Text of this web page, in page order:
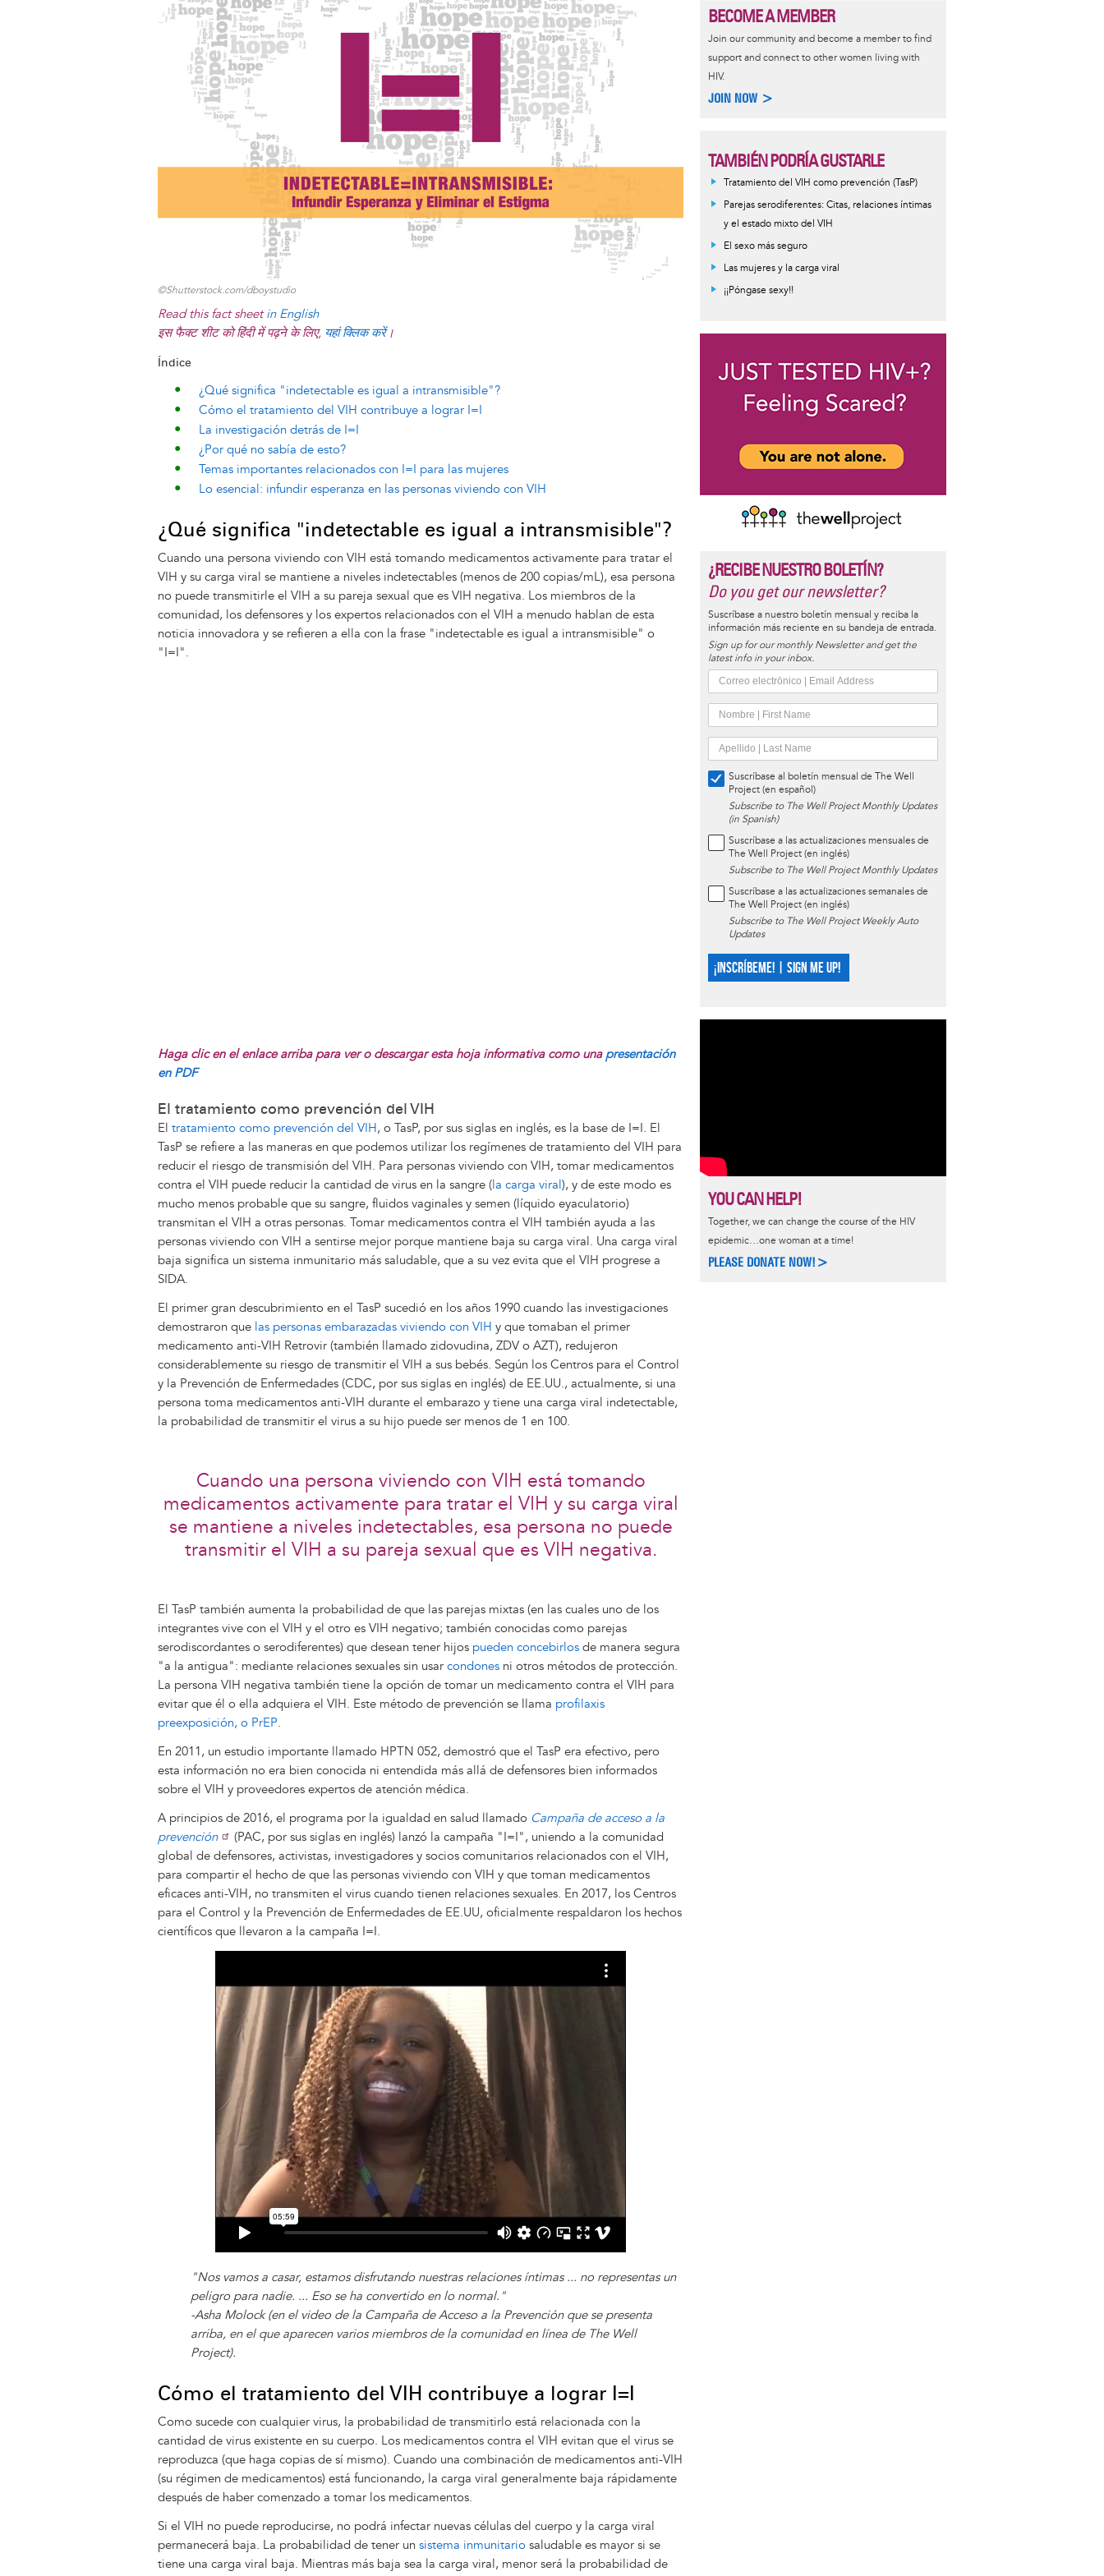
y
o
k
I
n
e
s
s
©Shutterstock.com/dboystudio
Read this fact sheetin English
इस फैक्ट शीट को हिंदी में पढ़ने के लिए, यहां क्लिक करें।
Índice
¿Qué significa "indetectable es igual a intransmisible"?
Cómo el tratamiento del VIH contribuye a lograr I=I
La investigación detrás de I=I
¿Por qué no sabía de esto?
Temas importantes relacionados con I=I para las mujeres
Lo esencial: infundir esperanza en las personas viviendo con VIH
¿Qué significa "indetectable es igual a intransmisible"?
Cuando una persona viviendo con VIH está tomando medicamentos activamente para tratar el
VIH y su carga viral se mantiene a niveles indetectables (menos de 200 copias/mL), esa persona
no puede transmitirle el VIH a su pareja sexual que es VIH negativa. Los miembros de la
comunidad, los defensores y los expertos relacionados con el VIH a menudo hablan de esta
noticia innovadora y se refieren a ella con la frase "indetectable es igual a intransmisible" o
"I=I".
Haga clic en el enlace arriba para ver o descargar esta hoja informativa como una presentación
en PDF
El tratamiento como prevención del VIH
El tratamiento como prevención del VIH, o TasP, por sus siglas en inglés, es la base de I=I. El
TasP se refiere a las maneras en que podemos utilizar los regímenes de tratamiento del VIH para
reducir el riesgo de transmisión del VIH. Para personas viviendo con VIH, tomar medicamentos
contra el VIH puede reducir la cantidad de virus en la sangre (la carga viral), y de este modo es
mucho menos probable que su sangre, fluidos vaginales y semen (líquido eyaculatorio)
transmitan el VIH a otras personas. Tomar medicamentos contra el VIH también ayuda a las
personas viviendo con VIH a sentirse mejor porque mantiene baja su carga viral. Una carga viral
baja significa un sistema inmunitario más saludable, que a su vez evita que el VIH progrese a
SIDA.
El primer gran descubrimiento en el TasP sucedió en los años 1990 cuando las investigaciones
demostraron que las personas embarazadas viviendo con VIH y que tomaban el primer
medicamento anti-VIH Retrovir (también llamado zidovudina, ZDV o AZT), redujeron
considerablemente su riesgo de transmitir el VIH a sus bebés. Según los Centros para el Control
y la Prevención de Enfermedades (CDC, por sus siglas en inglés) de EE.UU., actualmente, si una
persona toma medicamentos anti-VIH durante el embarazo y tiene una carga viral indetectable,
la probabilidad de transmitir el virus a su hijo puede ser menos de 1 en 100.
Cuando una persona viviendo con VIH está tomando
medicamentos activamente para tratar el VIH y su carga viral
se mantiene a niveles indetectables, esa persona no puede
transmitir el VIH a su pareja sexual que es VIH negativa.
El TasP también aumenta la probabilidad de que las parejas mixtas (en las cuales uno de los
integrantes vive con el VIH y el otro es VIH negativo; también conocidas como parejas
serodiscordantes o serodiferentes) que desean tener hijos pueden concebirlos de manera segura
"a la antigua": mediante relaciones sexuales sin usar condones ni otros métodos de protección.
La persona VIH negativa también tiene la opción de tomar un medicamento contra el VIH para
evitar que él o ella adquiera el VIH. Este método de prevención se llama profilaxis
preexposición, o PrEP.
En 2011, un estudio importante llamado HPTN 052, demostró que el TasP era efectivo, pero
esta información no era bien conocida ni entendida más allá de defensores bien informados
sobre el VIH y proveedores expertos de atención médica.
A principios de 2016, el programa por la igualdad en salud llamado Campaña de acceso a la
prevención
(PAC, por sus siglas en inglés) lanzó la campaña "I=I", uniendo a la comunidad
global de defensores, activistas, investigadores y socios comunitarios relacionados con el VIH,
para compartir el hecho de que las personas viviendo con VIH y que toman medicamentos
eficaces anti-VIH, no transmiten el virus cuando tienen relaciones sexuales. En 2017, los Centros
para el Control y la Prevención de Enfermedades de EE.UU, oficialmente respaldaron los hechos
científicos que llevaron a la campaña I=I.
"Nos vamos a casar, estamos disfrutando nuestras relaciones íntimas ... no representas un
peligro para nadie. ... Eso se ha convertido en lo normal."
-Asha Molock (en el video de la Campaña de Acceso a la Prevención que se presenta
arriba, en el que aparecen varios miembros de la comunidad en línea de The Well
Project).
Cómo el tratamiento del VIH contribuye a lograr I=I
Como sucede con cualquier virus, la probabilidad de transmitirlo está relacionada con la
cantidad de virus existente en su cuerpo. Los medicamentos contra el VIH evitan que el virus se
reproduzca (que haga copias de sí mismo). Cuando una combinación de medicamentos anti-VIH
(su régimen de medicamentos) está funcionando, la carga viral generalmente baja rápidamente
después de haber comenzado a tomar los medicamentos.
Si el VIH no puede reproducirse, no podrá infectar nuevas células del cuerpo y la carga viral
permanecerá baja. La probabilidad de tener un sistema inmunitario saludable es mayor si se
tiene una carga viral baja. Mientras más baja sea la carga viral, menor será la probabilidad de
BECOME A MEMBER
Join our community and become a member to find
support and connect to other women living with
HIV.
JOIN NOW >
TAMBIÉN PODRÍA GUSTARLE
Tratamiento del VIH como prevención (TasP)
Parejas serodiferentes: Citas, relaciones íntimas
y el estado mixto del VIH
El sexo más seguro
Las mujeres y la carga viral
¡¡Póngase sexy!!
¿RECIBE NUESTRO BOLETÍN?
Do you get our newsletter?
Suscríbase a nuestro boletín mensual y reciba la
información más reciente en su bandeja de entrada.
Sign up for our monthly Newsletter and get the
latest info in your inbox.
Suscríbase al boletín mensual de The Well
Project (en español)
Subscribe to The Well Project Monthly Updates
(in Spanish)
Suscríbase a las actualizaciones mensuales de
The Well Project (en inglés)
Subscribe to The Well Project Monthly Updates
Suscríbase a las actualizaciones semanales de
The Well Project (en inglés)
Subscribe to The Well Project Weekly Auto
Updates
¡INSCRÍBEME! | SIGN ME UP!
YOU CAN HELP!
Together, we can change the course of the HIV
epidemic…one woman at a time!
PLEASE DONATE NOW!>